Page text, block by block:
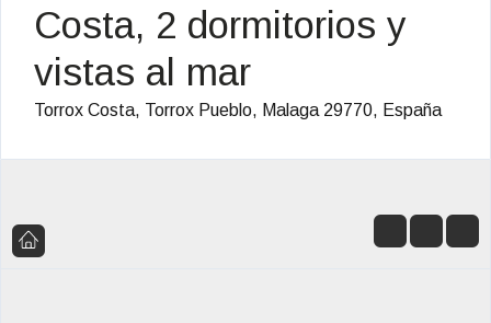
Costa, 2 dormitorios y
vistas al mar
Torrox Costa, Torrox Pueblo, Malaga 29770, España